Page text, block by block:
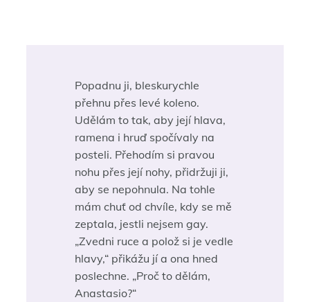
Popadnu ji, bleskurychle
přehnu přes levé koleno.
Udělám to tak, aby její hlava,
ramena i hruď spočívaly na
posteli. Přehodím si pravou
nohu přes její nohy, přidržuji ji,
aby se nepohnula. Na tohle
mám chuť od chvíle, kdy se mě
zeptala, jestli nejsem gay.
„Zvedni ruce a polož si je vedle
hlavy,“ přikážu jí a ona hned
poslechne. „Proč to dělám,
Anastasio?“